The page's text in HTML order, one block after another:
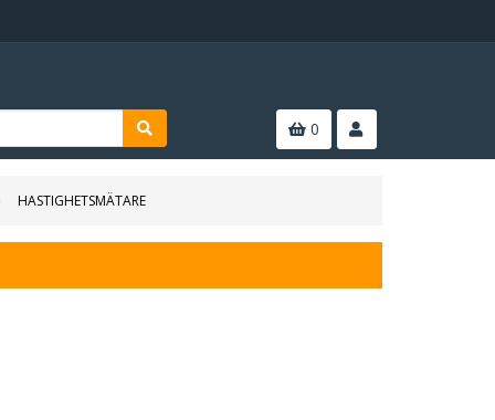
0
HASTIGHETSMÄTARE